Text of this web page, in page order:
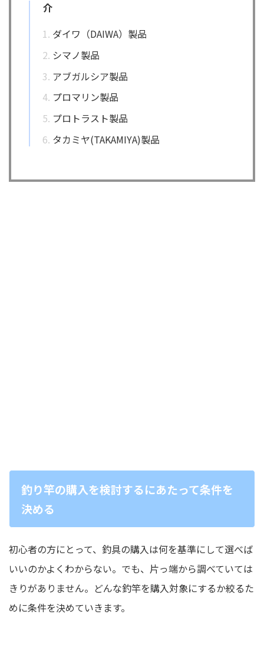
介
ダイワ（DAIWA）製品
シマノ製品
アブガルシア製品
プロマリン製品
プロトラスト製品
タカミヤ(TAKAMIYA)製品
釣り竿の購入を検討するにあたって条件を
決める
初心者の方にとって、釣具の購入は何を基準にして選べば
いいのかよくわからない。でも、片っ端から調べていては
きりがありません。どんな釣竿を購入対象にするか絞るた
めに条件を決めていきます。